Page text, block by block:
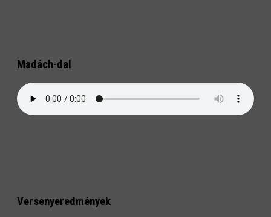
Madách-dal
Versenyeredmények